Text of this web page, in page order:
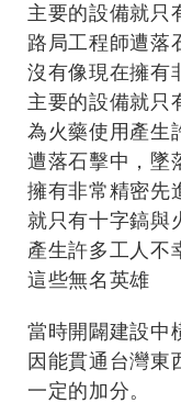
主要的設備就只
路局工程師遭落
沒有像現在擁有
主要的設備就只
為火藥使用產生
遭落石擊中，墜
擁有非常精密先
就只有十字鎬與
產生許多工人不
這些無名英雄
當時開闢建設中
因能貫通台灣東
一定的加分。